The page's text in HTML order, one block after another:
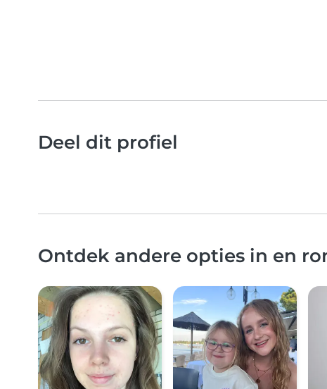
Deel dit profiel
Ontdek andere opties in en